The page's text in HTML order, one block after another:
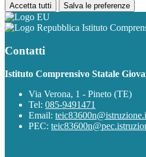
Accetta tutti Salva le preferenze
Istituto
Contatti
Istituto Comprensivo Statale
Via Verona, 1 - Pineto (TE)
Tel: 085-9491471
Email:
PEC: